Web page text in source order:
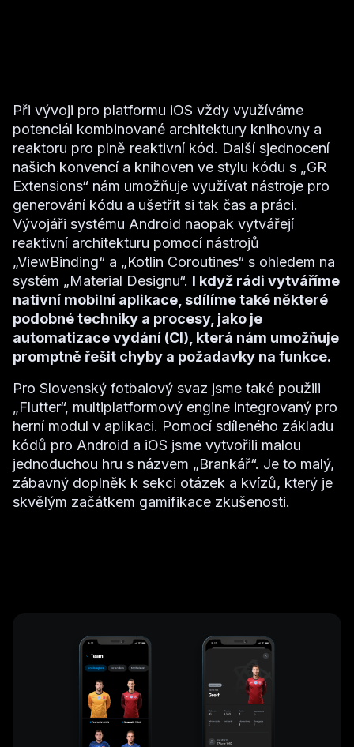
Při vývoji pro platformu iOS vždy využíváme
potenciál kombinované architektury knihovny a
reaktoru pro plně reaktivní kód. Další sjednocení
našich konvencí a knihoven ve stylu kódu s „GR
Extensions“ nám umožňuje využívat nástroje pro
generování kódu a ušetřit si tak čas a práci.
Vývojáři systému Android naopak vytvářejí
reaktivní architekturu pomocí nástrojů
„ViewBinding“ a „Kotlin Coroutines“ s ohledem na
systém „Material Designu“. I když rádi vytváříme
nativní mobilní aplikace, sdílíme také některé
podobné techniky a procesy, jako je
automatizace vydání (CI), která nám umožňuje
promptně řešit chyby a požadavky na funkce.
Pro Slovenský fotbalový svaz jsme také použili
„Flutter“, multiplatformový engine integrovaný pro
herní modul v aplikaci. Pomocí sdíleného základu
kódů pro Android a iOS jsme vytvořili malou
jednoduchou hru s názvem „Brankář“. Je to malý,
zábavný doplněk k sekci otázek a kvízů, který je
skvělým začátkem gamifikace zkušenosti.